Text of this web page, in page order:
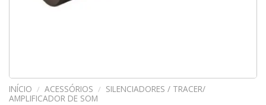
INÍCIO / ACESSÓRIOS / SILENCIADORES / TRACER/
AMPLIFICADOR DE SOM